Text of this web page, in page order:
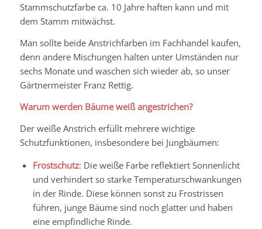
Stammschutzfarbe ca. 10 Jahre haften kann und mit
dem Stamm mitwächst.
Man sollte beide Anstrichfarben im Fachhandel kaufen,
denn andere Mischungen halten unter Umständen nur
sechs Monate und waschen sich wieder ab, so unser
Gärtnermeister Franz Rettig.
Warum werden Bäume weiß angestrichen?
Der weiße Anstrich erfüllt mehrere wichtige
Schutzfunktionen, insbesondere bei Jungbäumen:
Frostschutz: Die weiße Farbe reflektiert Sonnenlicht
und verhindert so starke Temperaturschwankungen
in der Rinde. Diese können sonst zu Frostrissen
führen, junge Bäume sind noch glatter und haben
eine empfindliche Rinde.